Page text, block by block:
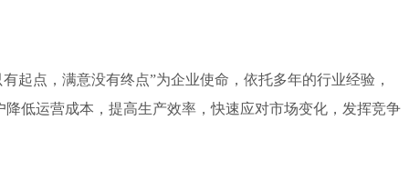
点，满意没有终点”为企业使命，依托多年的行业经验，
低运营成本，提高生产效率，快速应对市场变化，发挥竞争